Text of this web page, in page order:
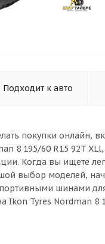
Подходит к авто
покупки онлайн,
8 195/60 R15 92T
Когда вы ищете
выбор моделей,
шинами
Tyres Nordman 8